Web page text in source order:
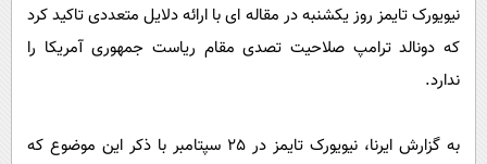
محیط زیست
بین الملل
فناوری و It
قرآن
نیویورک تایمز روز یکشنبه در مقاله ای با ارائه دلایل متعددی تاکید کرد
که دونالد ترامپ صلاحیت تصدی مقام ریاست جمهوری آمریکا را
ندارد.
به گزارش ایرنا، نیویورک تایمز در 25 سپتامبر با ذکر این موضوع که